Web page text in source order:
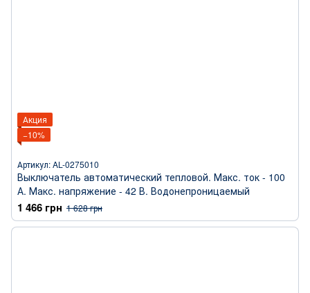
Акция
−10%
Артикул: AL-0275010
Выключатель автоматический тепловой. Макс. ток - 100
А. Макс. напряжение - 42 В. Водонепроницаемый
1 466 грн 1 628 грн